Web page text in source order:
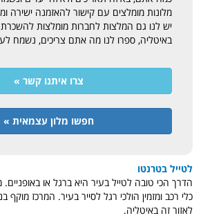
מלונות מומלצים עם קישור להאזמנה ישירה
יש לנו גם המלצות לחברות מומלצות
באיטליה, ספרו לנו מה אתם צריכים, נשמח
צרו איתנו קשר »
חפשו מלון עצמאית »
לטייל בטרנטו
הדרך הכי טובה לטייל בעיר היא ברגל או
כלי רכב ומזמין הולכי רגל לסייר בעיר. המרכז מוקף
לאזור זה באיטליה.